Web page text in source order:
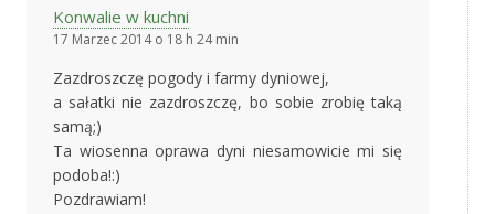
Konwalie w kuchni
17 Marzec 2014 o 18 h 24 min
Zazdroszczę pogody i farmy dyniowej,
a sałatki nie zazdroszczę, bo sobie zrobię taką
samą;)
Ta wiosenna oprawa dyni niesamowicie mi się
podoba!:)
Pozdrawiam!